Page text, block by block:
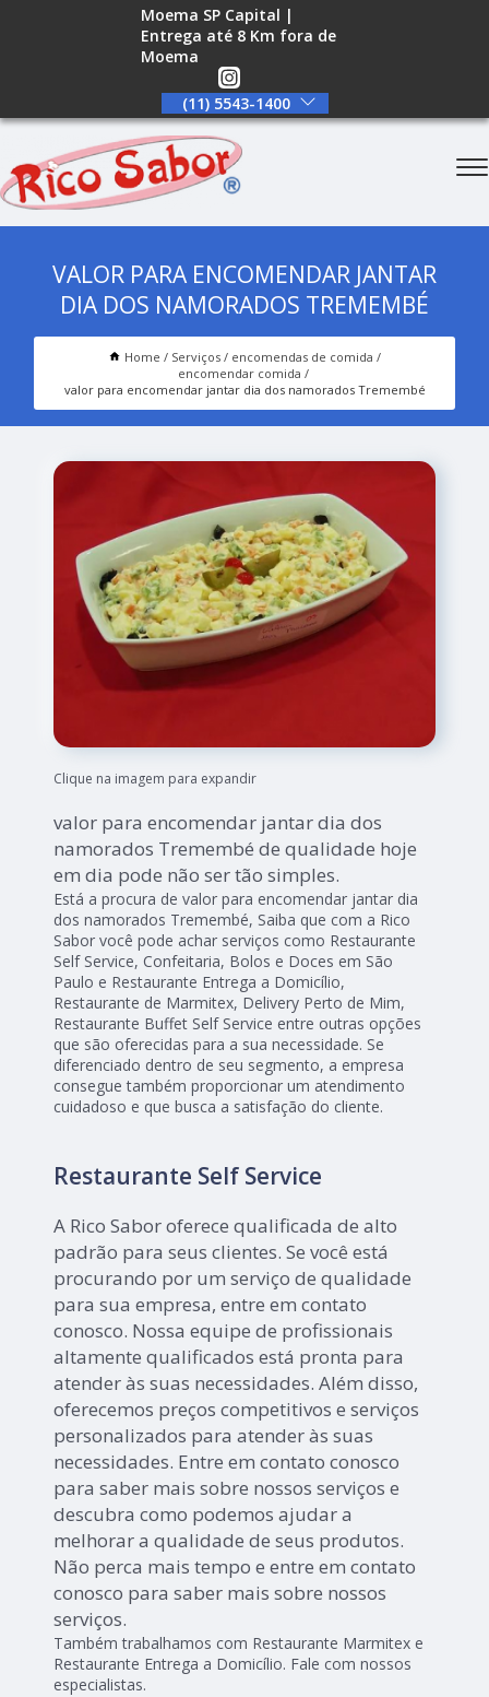
Moema SP Capital |
Entrega até 8 Km fora de
Moema
(11) 5543-1400
VALOR PARA ENCOMENDAR JANTAR
DIA DOS NAMORADOS TREMEMBÉ
Home Serviços
encomendas de comida
encomendar comida
valor para encomendar jantar dia dos namorados Tremembé
Clique na imagem para expandir
valor para encomendar jantar dia dos
namorados Tremembé de qualidade hoje
em dia pode não ser tão simples.
Está a procura de valor para encomendar jantar dia
dos namorados Tremembé, Saiba que com a Rico
Sabor você pode achar serviços como Restaurante
Self Service, Confeitaria, Bolos e Doces em São
Paulo e Restaurante Entrega a Domicílio,
Restaurante de Marmitex, Delivery Perto de Mim,
Restaurante Buffet Self Service entre outras opções
que são oferecidas para a sua necessidade. Se
diferenciado dentro de seu segmento, a empresa
consegue também proporcionar um atendimento
cuidadoso e que busca a satisfação do cliente.
Restaurante Self Service
A Rico Sabor oferece qualificada de alto
padrão para seus clientes. Se você está
procurando por um serviço de qualidade
para sua empresa, entre em contato
conosco. Nossa equipe de profissionais
altamente qualificados está pronta para
atender às suas necessidades. Além disso,
oferecemos preços competitivos e serviços
personalizados para atender às suas
necessidades. Entre em contato conosco
para saber mais sobre nossos serviços e
descubra como podemos ajudar a
melhorar a qualidade de seus produtos.
Não perca mais tempo e entre em contato
conosco para saber mais sobre nossos
serviços.
Também trabalhamos com Restaurante Marmitex e
Restaurante Entrega a Domicílio. Fale com nossos
especialistas.